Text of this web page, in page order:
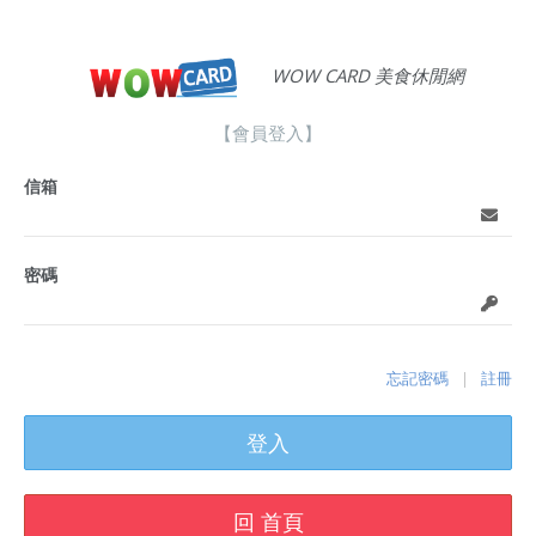
WOW CARD 美食休閒網
【會員登入】
信箱
密碼
忘記密碼 | 註冊
登入
回 首頁